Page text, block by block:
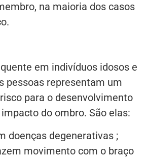
na maioria dos casos
em indivíduos idosos e
pessoas representam um
para o desenvolvimento
do ombro. São elas:
doenças degenerativas ;
movimento com o braço